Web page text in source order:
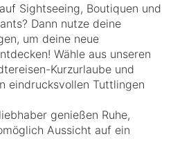
Sightseeing, Boutiquen und
Dann nutze deine
um deine neue
Wähle aus unseren
Kurzurlaube und
eindrucksvollen Tuttlingen
genießen Ruhe,
Aussicht auf ein